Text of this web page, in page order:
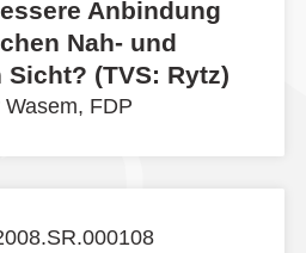
Anbindung
Nah- und
(TVS: Rytz)
FDP